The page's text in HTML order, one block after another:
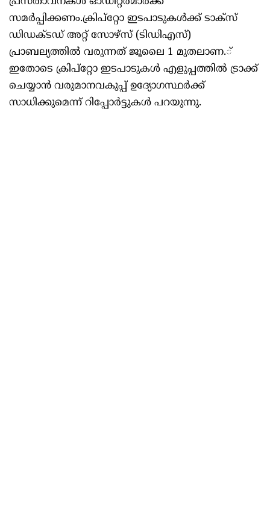
സമര്‍പ്പിക്കണം.ക്രിപ്‌റ്റോ ഇടപാടുകള്‍ക്ക് ടാക്‌സ്
ഡിഡക്ടഡ് അറ്റ് സോഴ്‌സ് (ടിഡിഎസ്)
പ്രാബല്യത്തില്‍ വരുന്നത് ജൂലൈ 1 മുതലാണ.്
ഇതോടെ ക്രിപ്‌റ്റോ ഇടപാടുകള്‍ എളുപ്പത്തില്‍ ട്രാക്ക്
ചെയ്യാന്‍ വരുമാനവകുപ്പ് ഉദ്യോഗസ്ഥര്‍ക്ക്
സാധിക്കുമെന്ന് റിപ്പോര്‍ട്ടുകള്‍ പറയുന്നു.